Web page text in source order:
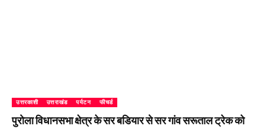
उत्तरकाशी उत्तराखंड पर्यटन फीचर्ड
पुरोला विधानसभा क्षेत्र के सर बडियार से सर गांव सरूताल ट्रेक को